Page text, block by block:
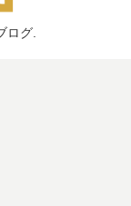
ログ.